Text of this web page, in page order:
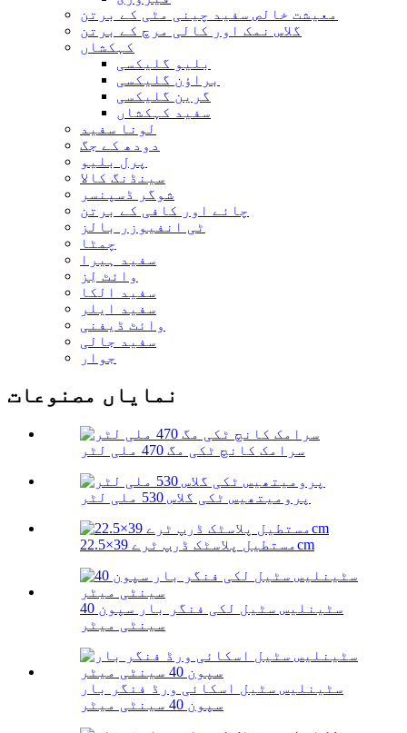
معیشت خالص سفید چینی مٹی کے برتن
گلاس نمک اور کالی مرچ کے برتن
کہکشاں
بلیو گلیکسی
براؤن گلیکسی
گرین گلیکسی
سفید کہکشاں
لونا سفید
دودھ کے جگ
پرل بلیو
سینڈنگ کالا
شوگر ڈسپنسر
چائے اور کافی کے برتن
ٹی انفیوزر بالز
چمٹا
سفید ہیرا
وائٹ لِز
سفید الکا
سفید ایلر
وائٹ ڈیفنی
سفید جالی
جوار
نمایاں مصنوعات
سرامک کانچ ٹکی مگ 470 ملی لٹر
پرومیتھیس ٹکی گلاس 530 ملی لٹر
مستطیل پلاسٹک ڈرپ ٹرے 39×22.5cm
سٹینلیس سٹیل لکی فنگر بار سپون 40
سینٹی میٹر
سٹینلیس سٹیل اسکائی ورڈ فنگر بار
سپون 40 سینٹی میٹر